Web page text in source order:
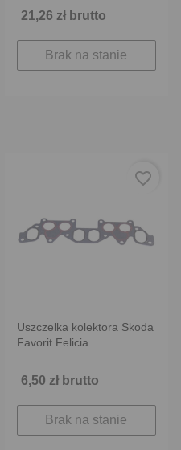
21,26 zł brutto
Brak na stanie
Uszczelka kolektora Skoda
Favorit Felicia
6,50 zł brutto
Brak na stanie
favorite_border